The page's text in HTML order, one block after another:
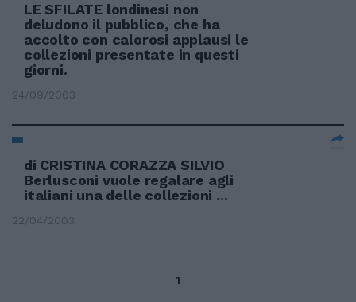
LE SFILATE londinesi non
deludono il pubblico, che ha
accolto con calorosi applausi le
collezioni presentate in questi
giorni.
24/09/2003
di CRISTINA CORAZZA SILVIO
Berlusconi vuole regalare agli
italiani una delle collezioni ...
22/04/2003
1